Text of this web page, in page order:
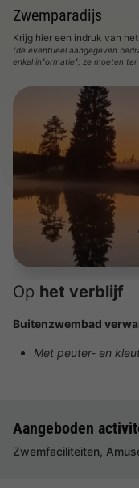
Zwemparadijs
Krijg hier een indruk van
(de eventueel aangegeven
enkel informatief; ze moeten
Op het verblijf
Buitenzwembad
Met peuter- en
Aangeboden
Zwemfaciliteiten,